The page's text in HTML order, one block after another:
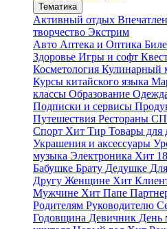
Тематика
Активный отдых
творчество Экстрим
Авто Аптека и Оптика
Здоровье Игры и софт
Косметология Кулинарный
Курсы китайского языка
классы Образование
Подписки и сервисы
Путешествия Рестораны
Спорт Хит Тир Товары для
Украшения и аксессуары
музыка Электроника Хит
Бабушке Брату Дедушке
Другу Женщине Хит
Мужчине Хит Папе
Родителям Руководителю
Годовщина Девичник День